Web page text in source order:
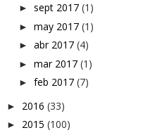
► sept 2017 (1)
► may 2017 (1)
► abr 2017 (4)
► mar 2017 (1)
► feb 2017 (7)
► 2016 (33)
► 2015 (100)